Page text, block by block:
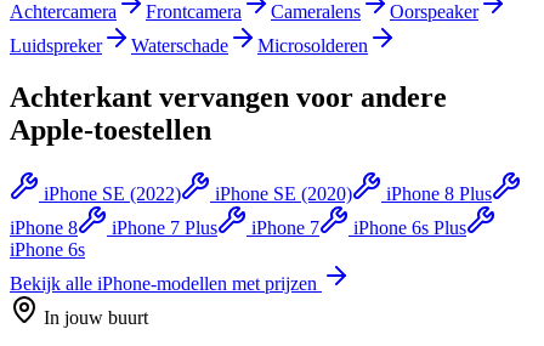
Achtercamera
Frontcamera Cameralens
Oorspeaker
Luidspreker
Waterschade Microsolderen
Achterkant vervangen voor andere
Apple-toestellen
iPhone SE (2022) iPhone SE (2020)
iPhone 8 Plus
iPhone 8
iPhone 7 Plus iPhone 7
iPhone 6s Plus
iPhone 6s
Bekijk alle iPhone-modellen met prijzen
In jouw buurt